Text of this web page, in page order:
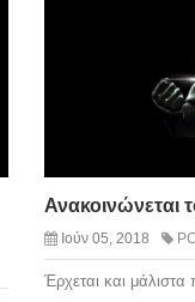
Ανακοινώνεται
Ιούν 05, 2018 PC
Έρχεται και